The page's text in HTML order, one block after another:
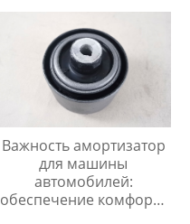
Важность амортизатор
для машины
автомобилей:
обеспечение комфорта